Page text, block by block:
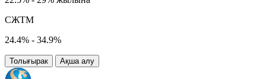
СЖТМ
24.4% - 34.9%
Толығырак Ақша алу